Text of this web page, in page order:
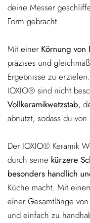
deine Messer
Form gebracht.
Mit einer Körnung
präzises und
Ergebnisse zu
IOXIO® sind nicht
Vollkeramikwetzstab,
abnutzt, sodass du
Der IOXIO® Keramik
durch seine kürzere
besonders handlich
Küche macht. Mit
einer Gesamtlänge
und einfach zu